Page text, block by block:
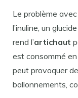
Le problème avec
l’inuline, un
rend l’artichaut
est consommé
peut provoquer
ballonnements,